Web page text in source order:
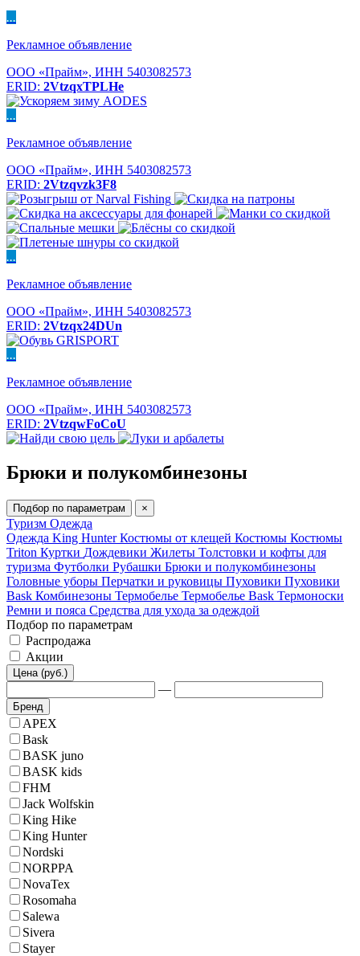
...
Рекламное объявление
ООО «Прайм», ИНН 5403082573
ERID: 2VtzqxTPLHe
...
Рекламное объявление
ООО «Прайм», ИНН 5403082573
ERID: 2Vtzqvzk3F8
...
Рекламное объявление
ООО «Прайм», ИНН 5403082573
ERID: 2Vtzqx24DUn
...
Рекламное объявление
ООО «Прайм», ИНН 5403082573
ERID: 2VtzqwFoCoU
Брюки и полукомбинезоны
Подбор по параметрам ×
Туризм Одежда
Одежда King HunterКостюмы от клещей Костюмы Костюмы
Triton Куртки Дождевики Жилеты Толстовки и кофты для
туризма Футболки Рубашки Брюки и полукомбинезоны
Головные уборы Перчатки и руковицы Пуховики Пуховики
Bask Комбинезоны Термобелье Термобелье Bask Термоноски
Ремни и пояса Средства для ухода за одеждой
Подбор по параметрам
Распродажа
Акции
Цена (руб.)
—
Бренд
APEX
Bask
BASK juno
BASK kids
FHM
Jack Wolfskin
King Hike
King Hunter
Nordski
NORPPA
NovaTex
Rosomaha
Salewa
Sivera
Stayer